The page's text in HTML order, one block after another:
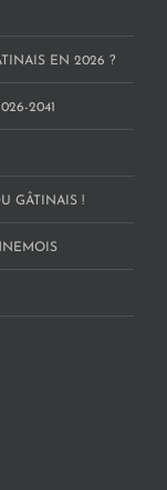
EN 2026 ?
2041
GÂTINAIS !